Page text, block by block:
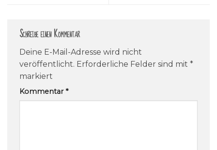
Schreibe einen Kommentar
Deine E-Mail-Adresse wird nicht
veröffentlicht. Erforderliche Felder sind mit *
markiert
Kommentar*